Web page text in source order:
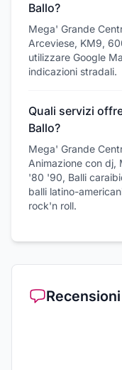
Ballo?
Mega' Grande
Arceviese, KM9,
utilizzare Google
indicazioni stradali.
Quali servizi
Ballo?
Mega' Grande
Animazione con dj,
'80 '90, Balli
balli latino-
rock'n roll.
Recensioni